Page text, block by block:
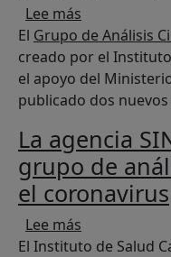
Lee más
El Grupo de Análisis
creado por el
el apoyo del
publicado dos
La agencia
grupo de
el coronavirus
Lee más
El Instituto de Salud